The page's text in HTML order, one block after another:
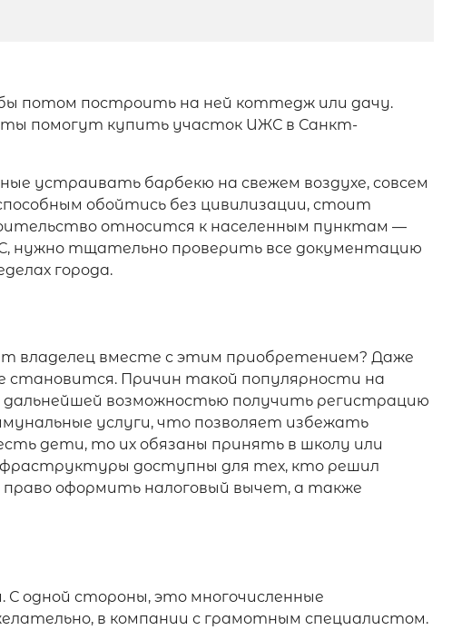
потом построить на ней коттедж или дачу.
помогут купить участок ИЖС в Санкт-
устраивать барбекю на свежем воздухе, совсем
обойтись без цивилизации, стоит
относится к населенным пунктам —
нужно тщательно проверить все документацию
города.
владелец вместе с этим приобретением? Даже
Причин такой популярности на
дальнейшей возможностью получить регистрацию
услуги, что позволяет избежать
дети, то их обязаны принять в школу или
доступны для тех, кто решил
оформить налоговый вычет, а также
одной стороны, это многочисленные
в компании с грамотным специалистом.